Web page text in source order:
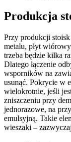
Produkcja
Przy produkcji
metalu, płyt
trzeba będzie kilka
Dlatego łączenie
wsporników na
usunąć. Pokrycie w
wielokrotnie, jeśli
zniszczeniu przy
jednorazowe, na
emulsyjną. Takie
wieszaki –